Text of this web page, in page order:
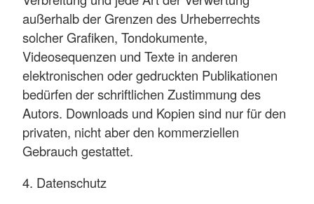
außerhalb der Grenzen des Urheberrechts
solcher Grafiken, Tondokumente,
Videosequenzen und Texte in anderen
elektronischen oder gedruckten Publikationen
bedürfen der schriftlichen Zustimmung des
Autors. Downloads und Kopien sind nur für den
privaten, nicht aber den kommerziellen
Gebrauch gestattet.
4. Datenschutz